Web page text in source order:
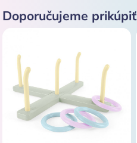
Doporučujeme prikúpiť